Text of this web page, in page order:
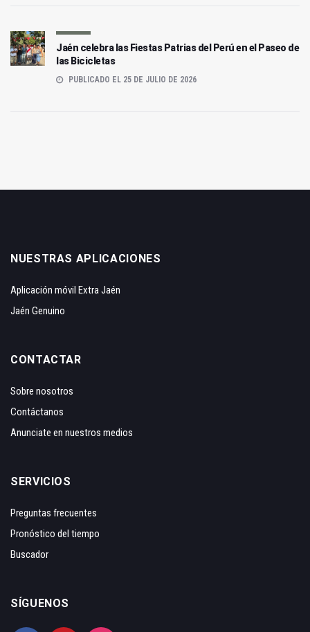
Jaén celebra las Fiestas Patrias del Perú en el Paseo de
las Bicicletas
PUBLICADO EL 25 DE JULIO DE 2026
NUESTRAS APLICACIONES
Aplicación móvil Extra Jaén
Jaén Genuino
CONTACTAR
Sobre nosotros
Contáctanos
Anunciate en nuestros medios
SERVICIOS
Preguntas frecuentes
Pronóstico del tiempo
Buscador
SÍGUENOS